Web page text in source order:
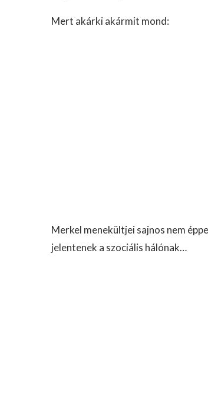
Mert akárki akármit mond:
Merkel menekültjei sajnos nem
jelentenek a szociális hálónak…